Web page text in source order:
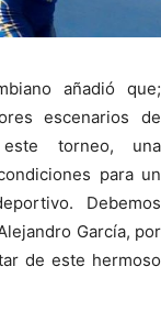
añadió que;
escenarios de
torneo, una
para un
Debemos
García, por
de este hermoso